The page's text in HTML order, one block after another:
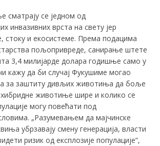
сматрају се једном од
инвазивних врста на свету јер
стоку и екосистеме. Према подацима
пољопривреде, санирање штете
3,4 милијарде долара годишње само у
кажу да би случај Фукушиме могао
за заштиту дивљих животиња да боље
хибридне животиње шире и колико се
могу повећати под
„Разумевањем да мајчинске
убрзавају смену генерација, власти
ризик од експлозије популације”,